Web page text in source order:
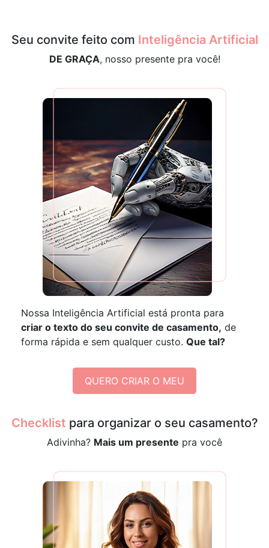
Seu convite feito com Inteligência Artificial
DE GRAÇA, nosso presente pra você!
Nossa Inteligência Artificial está pronta para
criar o texto do seu convite de casamento, de
forma rápida e sem qualquer custo. Que tal?
QUERO CRIAR O MEU
Checklist para organizar o seu casamento?
Adivinha? Mais um presente pra você